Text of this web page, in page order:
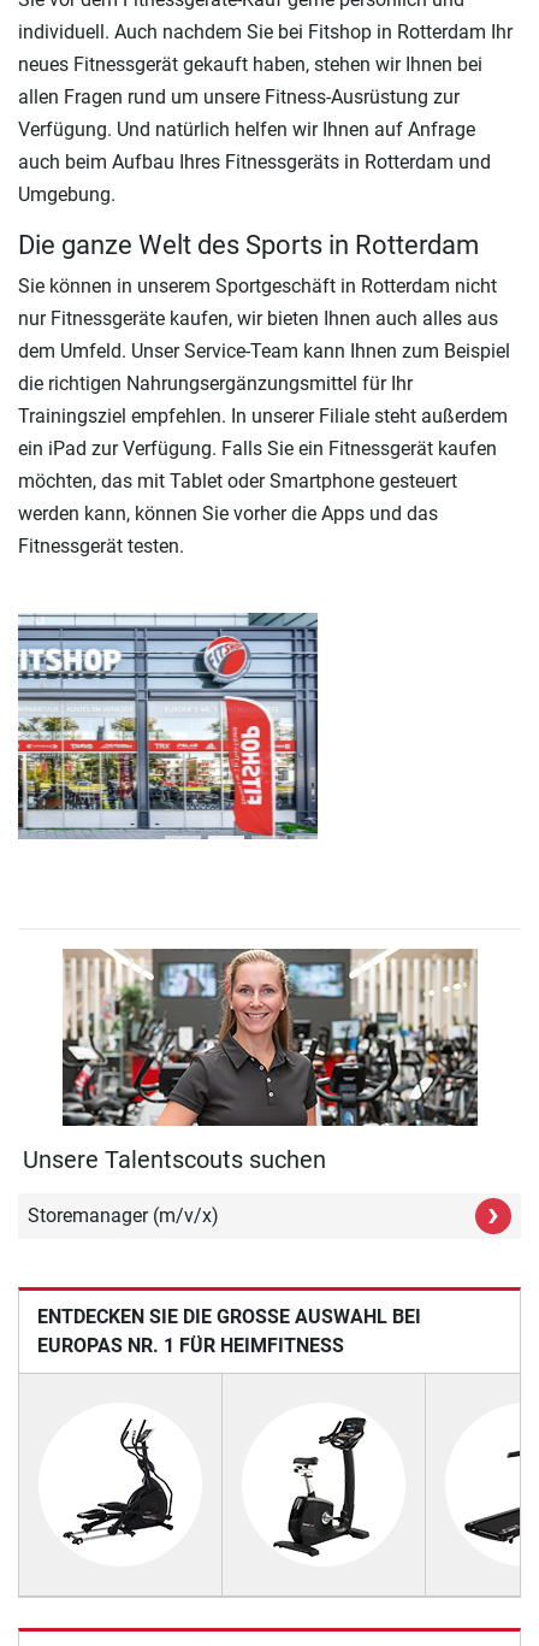
individuell. Auch nachdem Sie bei Fitshop in Rotterdam Ihr
neues Fitnessgerät gekauft haben, stehen wir Ihnen bei
allen Fragen rund um unsere Fitness-Ausrüstung zur
Verfügung. Und natürlich helfen wir Ihnen auf Anfrage
auch beim Aufbau Ihres Fitnessgeräts in Rotterdam und
Umgebung.
Die ganze Welt des Sports in Rotterdam
Sie können in unserem Sportgeschäft in Rotterdam nicht
nur Fitnessgeräte kaufen, wir bieten Ihnen auch alles aus
dem Umfeld. Unser Service-Team kann Ihnen zum Beispiel
die richtigen Nahrungsergänzungsmittel für Ihr
Trainingsziel empfehlen. In unserer Filiale steht außerdem
ein iPad zur Verfügung. Falls Sie ein Fitnessgerät kaufen
möchten, das mit Tablet oder Smartphone gesteuert
werden kann, können Sie vorher die Apps und das
Fitnessgerät testen.
Previous
Unsere Talentscouts suchen
Storemanager (m/v/x) ›
ENTDECKEN SIE DIE GROSSE AUSWAHL BEI E
UROPAS NR. 1 FÜR HEIMFITNESS